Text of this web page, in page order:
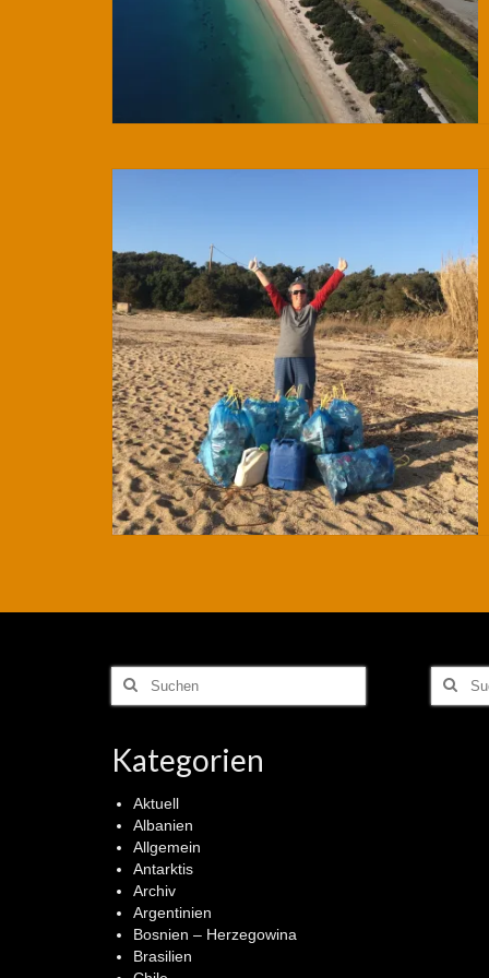
Suchen
nach:
Kategorien
Aktuell
Albanien
Allgemein
Antarktis
Archiv
Argentinien
Bosnien – Herzegowina
Brasilien
Suchen
nach: